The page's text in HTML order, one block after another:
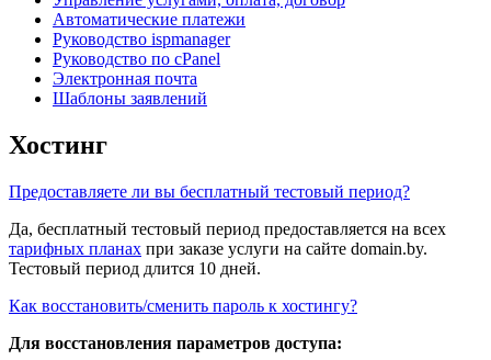
Автоматические платежи
Руководство ispmanager
Руководство по cPanel
Электронная почта
Шаблоны заявлений
Хостинг
Предоставляете ли вы бесплатный тестовый период?
Да, бесплатный тестовый период предоставляется на всех
тарифных планах при заказе услуги на сайте domain.by.
Тестовый период длится 10 дней.
Как восстановить/сменить пароль к хостингу?
Для восстановления параметров доступа: